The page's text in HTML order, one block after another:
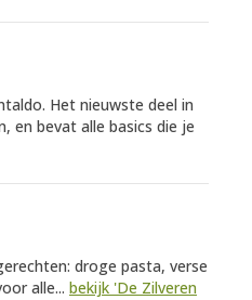
Het nieuwste deel in
en bevat alle basics die je
droge pasta, verse
alle... bekijk 'De Zilveren